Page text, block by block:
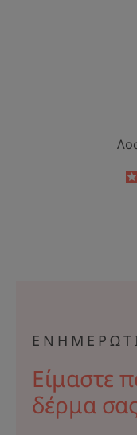
Είμαστε
δέρμα